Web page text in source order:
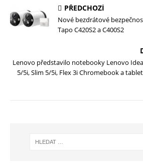
PŘEDCHOZÍ
Nové bezdrátové
Tapo C420S2 a C400S2
Lenovo představilo notebooky Lenovo
5/5i, Slim 5/5i, Flex 3i Chromebook a